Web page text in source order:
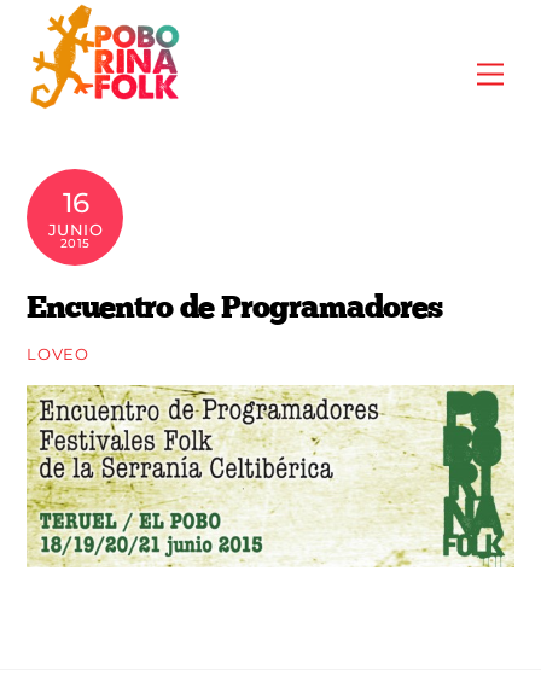
content
16
JUNIO
2015
Encuentro de Programadores
LOVEO